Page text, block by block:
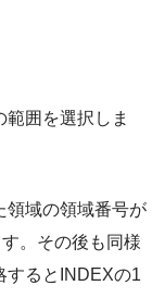
囲を選択しま
領域の領域番号が
。その後も同様
するとINDEXの1